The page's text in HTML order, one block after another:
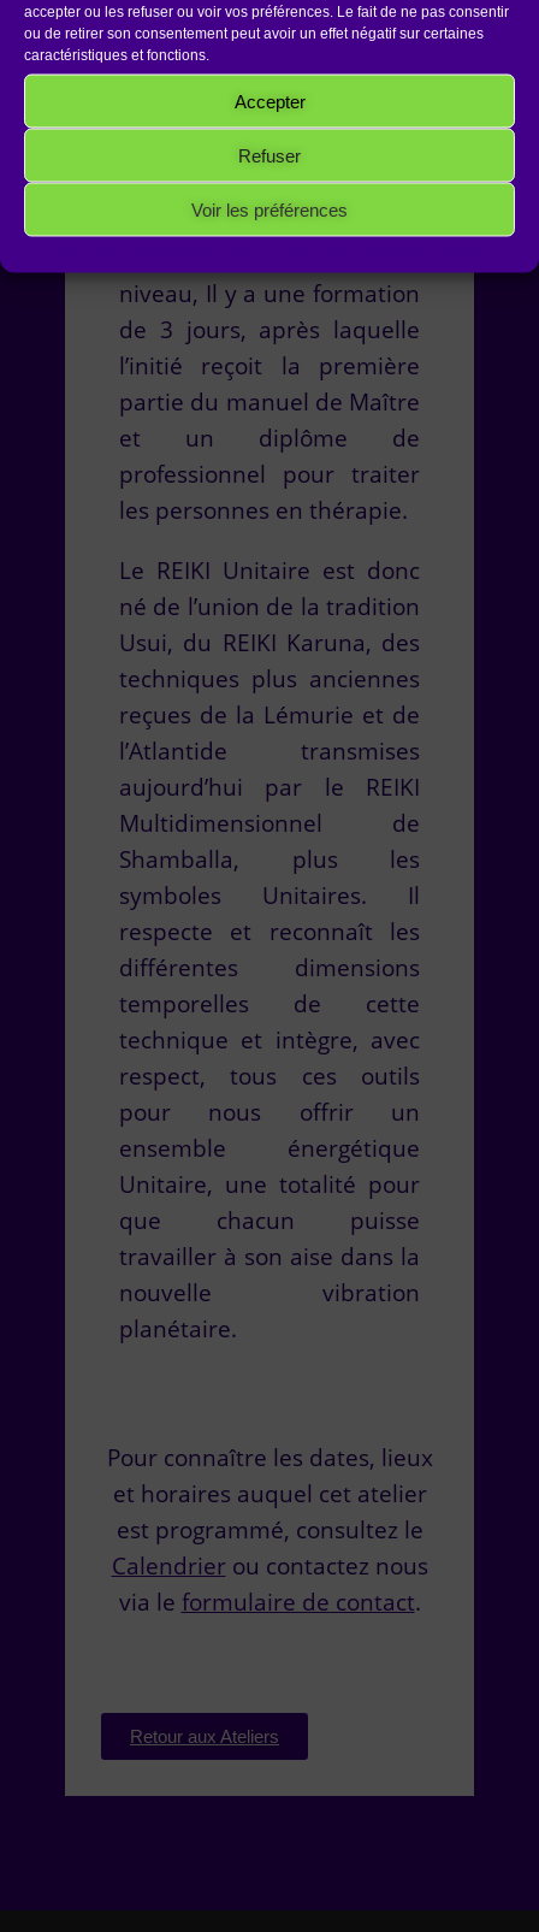
accepter ou les refuser ou voir vos préférences. Le fait de ne pas consentir
ou de retirer son consentement peut avoir un effet négatif sur certaines
caractéristiques et fonctions.
Accepter
Refuser
Voir les préférences
Le REIKI unitaire, REIKI du
son® ouvre les canaux et
particulièrement le chakra
De la gorge pour que la
parole et la voix canalise
l’énergie de haute guérison.
niveau, Il y a une formation
de 3 jours, après laquelle
l’initié reçoit la première
partie du manuel de Maître
et un diplôme de
professionnel pour traiter
les personnes en thérapie.
Le REIKI Unitaire est donc
né de l’union de la tradition
Usui, du REIKI Karuna, des
techniques plus anciennes
reçues de la Lémurie et de
l’Atlantide transmises
aujourd’hui par le REIKI
Multidimensionnel de
Shamballa, plus les
symboles Unitaires. Il
respecte et reconnaît les
différentes dimensions
temporelles de cette
technique et intègre, avec
respect, tous ces outils
pour nous offrir un
ensemble énergétique
Unitaire, une totalité pour
que chacun puisse
travailler à son aise dans la
nouvelle vibration
planétaire.
Pour connaître les dates, lieux
et horaires auquel cet atelier
est programmé, consultez le
Calendrierou contactez nous
via le formulaire de contact.
Retour aux Ateliers